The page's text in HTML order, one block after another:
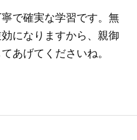
で確実な学習です。無
になりますから、親御
あげてくださいね。